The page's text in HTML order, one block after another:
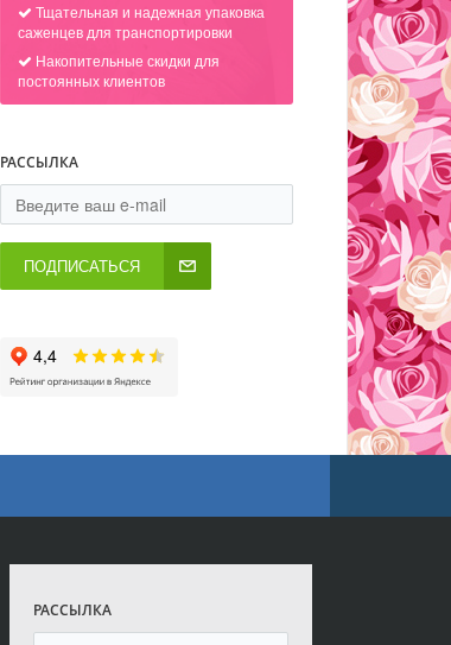
Тщательная и надежная упаковка
саженцев для транспортировки
Накопительные скидки для
постоянных клиентов
РАССЫЛКА
ПОДПИСАТЬСЯ
РАССЫЛКА